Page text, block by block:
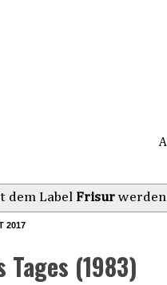
dem Label Frisurwerden
2017
Tages (1983)